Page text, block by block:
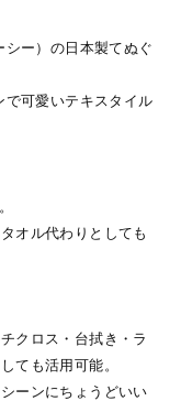
ー）の日本製てぬぐ
可愛いテキスタイル
オル代わりとしても
クロス・台拭き・ラ
ても活用可能。
ーンにちょうどいい